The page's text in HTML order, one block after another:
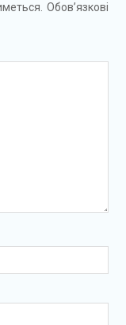
Обов’язкові